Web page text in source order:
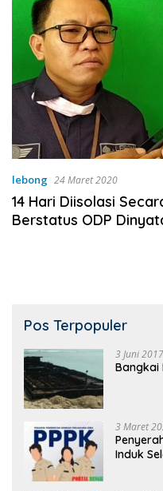
lebong 24 Maret 2020
14 Hari Diisolasi
Berstatus ODP
Pos Terpopuler
3 Juni 2017
Bangkai
3 Maret
Induk